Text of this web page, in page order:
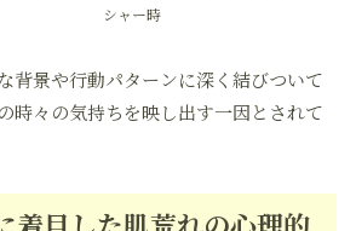
シャー時
背景や行動パターンに深く結びついて
時々の気持ちを映し出す一因とされて